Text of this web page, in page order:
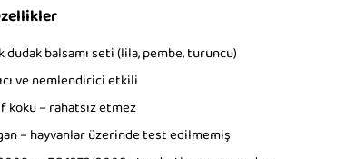
dudak balsamı seti (lila, pembe, turuncu)
ve nemlendirici etkili
koku – rahatsız etmez
– hayvanlar üzerinde test edilmemiş